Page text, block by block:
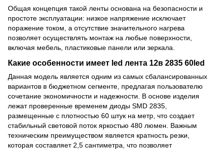
Общая концепция такой ленты основана на безопасности и
простоте эксплуатации: низкое напряжение исключает
поражение током, а отсутствие значительного нагрева
позволяет осуществлять монтаж на любые поверхности,
включая мебель, пластиковые панели или зеркала.
Какие особенности имеет led лента 12в 2835 60led
Данная модель является одним из самых сбалансированных
вариантов в бюджетном сегменте, предлагая пользователю
сочетание экономичности и надежности. В основе изделия
лежат проверенные временем диоды SMD 2835,
размещенные с плотностью 60 штук на метр, что создает
стабильный световой поток яркостью 480 люмен. Важным
техническим преимуществом является кратность резки,
которая составляет 2,5 сантиметра, что позволяет